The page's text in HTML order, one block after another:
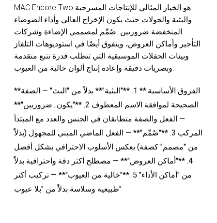
MAC Encore Two هو الخيار المثالي للإنتاجات المسرحية
والبثية والجولات حيث يكون الإخراج العالي وأداء الضوضاء
المنخفضة ضروريين. صُمِّم لمصممي الإضاءة وشركات
التأجير وأماكن العروض، ويتفوق أيضًا في استوديوهات التلفاز
وبيئات الحفلات الموسيقية التي تتطلب قدرة تتبع متقدمة
وبصريات دقيقة وإعادة إنتاج ألوان خالية من العيوب.
**الفروق الأساسية:** 1. **"البثية"** بدلاً من "البث" — الصفة
الصحيحة لموافقة الاسم المعطوف 2. **"يكون...ضروريين"**
— الفعل والصفة متطابقان في الجنس والعدد مع المبتدأ
المركب 3. **"صُمِّم"** — الفعل الماضي المبني للمجهول (بدلاً
من "مصمم" كصفة) يعكس الأسلوب الاحترافي بشكل أفضل
4. **"أماكن العروض"** — مصطلح أكثر دقة واحترافية بدلاً
من "أماكن الأداء" 5. **"خالية من العيوب"** — تركيب أكثر
طبيعية وسلاسة بدلاً من "بلا عيوب"